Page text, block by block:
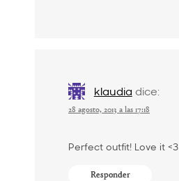
klaudia dice:
28 agosto, 2013 a las 17:18
Perfect outfit! Love it <3
Responder